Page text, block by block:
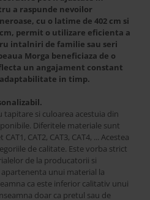
a raspunde nevoilor
cu o latime de 402 cm si
cm, permit o utilizare eficienta a
intalniri de familie sau seri
Morga beneficiaza de o
un angajament constant
in timp.
si culoarea acestuia din
Diferitele materiale sunt
CAT2, CAT3, CAT4, ... Acestea
de calitate. Este vorba strict
de la producatorii si
unui material la
ca este inferior calitativ unui
doar ca pretul sau de